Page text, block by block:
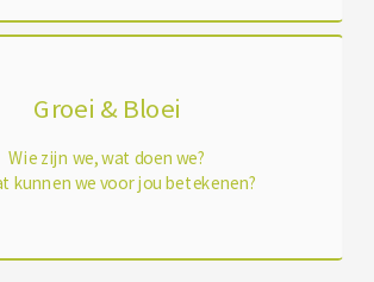
Groei & Bloei
Wie zijn we, wat doen we?
kunnen we voor jou betekenen?